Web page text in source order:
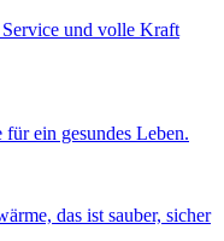
und volle Kraft
ein gesundes Leben.
das ist sauber, sicher